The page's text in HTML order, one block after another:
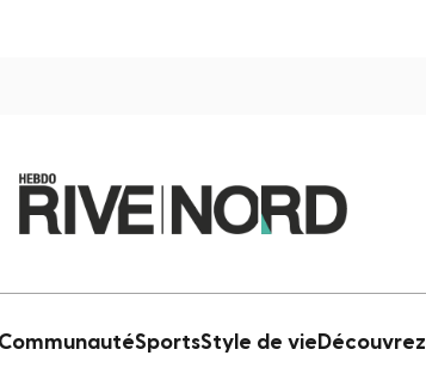
CommunautéSportsStyle de vie Découvrez